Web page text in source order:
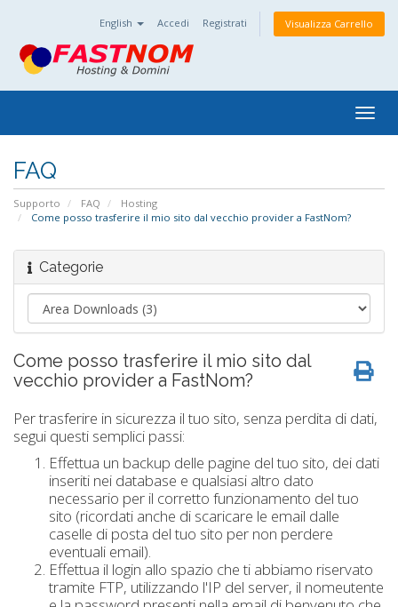
English Accedi Registrati Visualizza Carrello
FAQ
Supporto FAQ
Hosting
Come posso trasferire il mio sito dal vecchio provider a FastNom?
Categorie
Come posso trasferire il mio sito dal
vecchio provider a FastNom?
Per trasferire in sicurezza il tuo sito, senza perdita di dati,
segui questi semplici passi:
Effettua un backup delle pagine del tuo sito, dei dati
inseriti nei database e qualsiasi altro dato
necessario per il corretto funzionamento del tuo
sito (ricordati anche di scaricare le email dalle
caselle di posta del tuo sito per non perdere
eventuali email).
Effettua il login allo spazio che ti abbiamo riservato
tramite FTP, utilizzando l'IP del server, il nomeutente